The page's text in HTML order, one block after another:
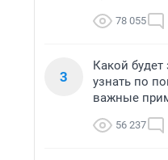
78 055
3
Какой
узнать по
важные
56 237